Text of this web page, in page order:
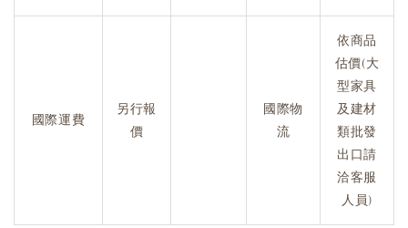
國際運費
另行報
價
國際物
流
依商品
估價(大
型家具
及建材
類批發
出口請
洽客服
人員)